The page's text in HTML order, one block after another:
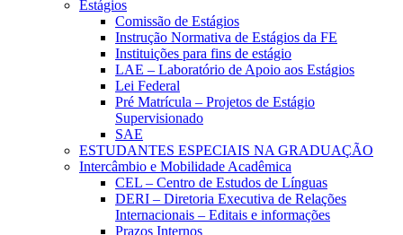
Estágios
Comissão de Estágios
Instrução Normativa de Estágios da FE
Instituições para fins de estágio
LAE – Laboratório de Apoio aos Estágios
Lei Federal
Pré Matrícula – Projetos de Estágio
Supervisionado
SAE
ESTUDANTES ESPECIAIS NA GRADUAÇÃO
Intercâmbio e Mobilidade Acadêmica
CEL – Centro de Estudos de Línguas
DERI – Diretoria Executiva de Relações
Internacionais – Editais e informações
Prazos Internos